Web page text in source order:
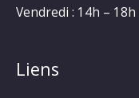
Vendredi : 14h – 18h
Liens